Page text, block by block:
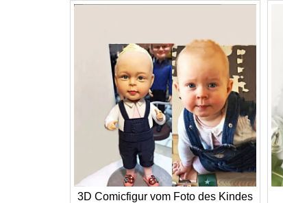
3D Comicfigur vom Foto des Kindes